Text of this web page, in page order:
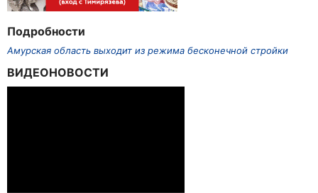
Подробности
Амурская область выходит из режима бесконечной стройки
ВИДЕОНОВОСТИ